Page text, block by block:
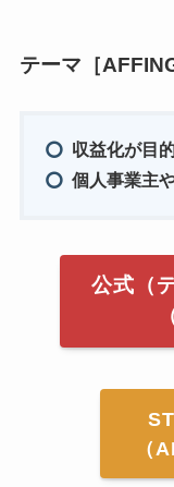
テーマ［
収益化が目
個人事業主
公式（
（